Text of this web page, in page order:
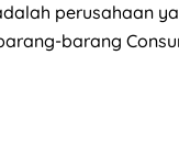
adalah perusahaan
barang